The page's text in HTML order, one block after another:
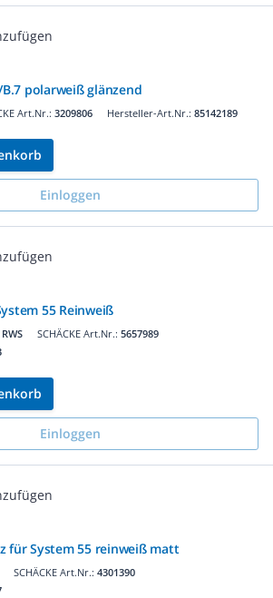
polarweiß glänzend
Art.Nr.: 3209806 Hersteller-Art.Nr.: 85142189
Einloggen
55 Reinweiß
SCHÄCKE Art.Nr.: 5657989
Einloggen
für System 55 reinweiß matt
SCHÄCKE Art.Nr.: 4301390